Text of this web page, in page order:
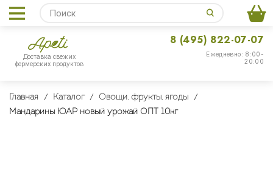
Доставка свежих
фермерских продуктов
Ежедневно: 8:00-
20:00
8 (495) 822-07-07
Главная Каталог
Овощи, фрукты, ягоды
Мандарины ЮАР новый урожай ОПТ 10кг